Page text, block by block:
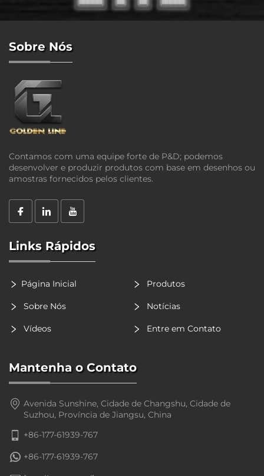
Sobre Nós
Contamos com uma equipe forte de P&D; podemos
desenvolver e produzir produtos com base em desenhos ou
amostras fornecidos pelos clientes.
Links Rápidos
Página Inicial Produtos
Sobre Nós Notícias
Vídeos Entre em Contato
Mantenha o Contato
Avenida Sunshine, Cidade de Changshu, Cidade de
Suzhou, Província de Jiangsu, China
+86-177-61939-767
+86-177-61939-767